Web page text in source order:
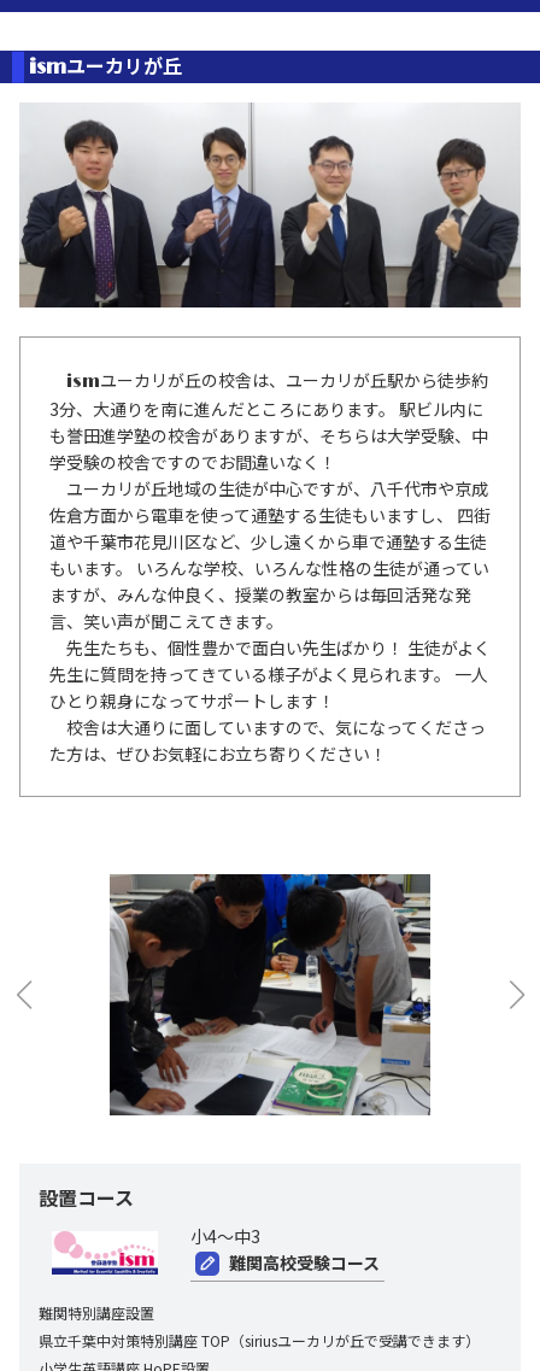
ismユーカリが丘
ismユーカリが丘の校舎は、ユーカリが丘駅から徒歩約
3分、大通りを南に進んだところにあります。 駅ビル内に
も誉田進学塾の校舎がありますが、そちらは大学受験、中
学受験の校舎ですのでお間違いなく！
ユーカリが丘地域の生徒が中心ですが、八千代市や京成
佐倉方面から電車を使って通塾する生徒もいますし、 四街
道や千葉市花見川区など、少し遠くから車で通塾する生徒
もいます。 いろんな学校、いろんな性格の生徒が通ってい
ますが、みんな仲良く、授業の教室からは毎回活発な発
言、笑い声が聞こえてきます。
先生たちも、個性豊かで面白い先生ばかり！ 生徒がよく
先生に質問を持ってきている様子がよく見られます。 一人
ひとり親身になってサポートします！
校舎は大通りに面していますので、気になってくださっ
た方は、ぜひお気軽にお立ち寄りください！
設置コース
小4～中3
難関高校受験コース
難関特別講座設置
県立千葉中対策特別講座 TOP（siriusユーカリが丘で受講できます）